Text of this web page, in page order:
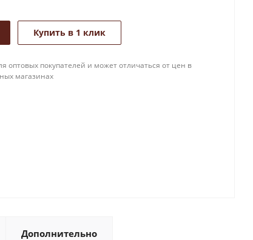
Купить в 1 клик
оптовых покупателей и может отличаться от цен в
магазинах
Дополнительно